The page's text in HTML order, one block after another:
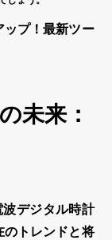
プ！最新ツー
未来：
デジタル時計
のトレンドと将